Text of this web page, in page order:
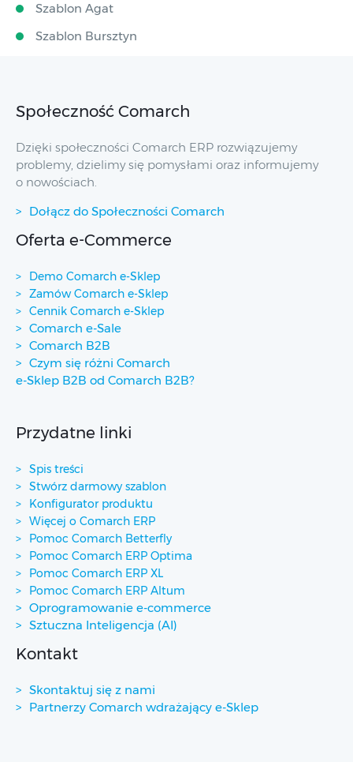
Szablon Agat
Szablon Bursztyn
Społeczność Comarch
Dzięki społeczności Comarch ERP rozwiązujemy
problemy, dzielimy się pomysłami oraz informujemy
o nowościach.
Dołącz do Społeczności Comarch
Oferta e-Commerce
Demo Comarch e-Sklep
Zamów Comarch e-Sklep
Cennik Comarch e-Sklep
Comarch e-Sale
Comarch B2B
Czym się różni Comarch
e-Sklep B2B od Comarch B2B?
Przydatne linki
Spis treści
Stwórz darmowy szablon
Konfigurator produktu
Więcej o Comarch ERP
Pomoc Comarch Betterfly
Pomoc Comarch ERP Optima
Pomoc Comarch ERP XL
Pomoc Comarch ERP Altum
Oprogramowanie e-commerce
Sztuczna Inteligencja (AI)
Kontakt
Skontaktuj się z nami
Partnerzy Comarch wdrażający e-Sklep